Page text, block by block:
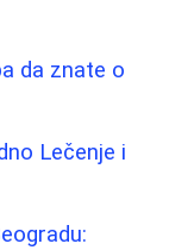
da znate o
Lečenje i